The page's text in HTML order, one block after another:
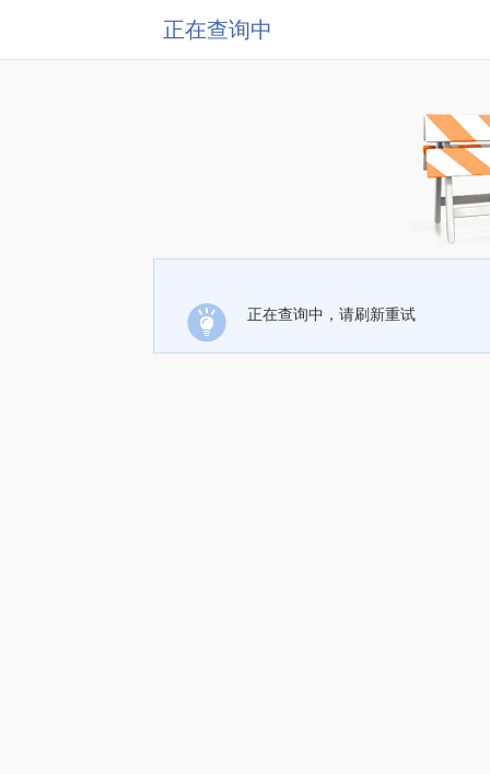
正在查询中
正在查询中，请刷新重试